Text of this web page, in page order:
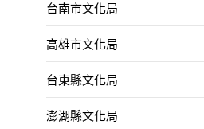
台南市文化局
高雄市文化局
台東縣文化局
澎湖縣文化局